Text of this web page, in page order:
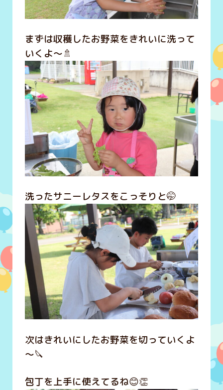
まずは収穫したお野菜をきれいに洗って
いくよ～🚿
洗ったサニーレタスをこっそりと🤭
次はきれいにしたお野菜を切っていくよ
～🔪
包丁を上手に使えてるね😊👏